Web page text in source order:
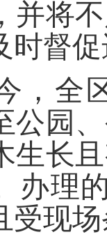
并将
时督促
， 全
公园
生长
办理
受现